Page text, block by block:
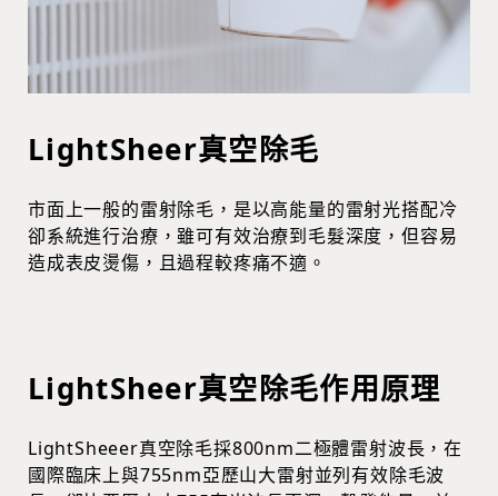
LightSheer真空除毛
市面上一般的雷射除毛，是以高能量的雷射光搭配冷
卻系統進行治療，雖可有效治療到毛髮深度，但容易
造成表皮燙傷，且過程較疼痛不適。
LightSheer真空除毛作用原理
LightSheeer真空除毛採800nm二極體雷射波長，在
國際臨床上與755nm亞歷山大雷射並列有效除毛波